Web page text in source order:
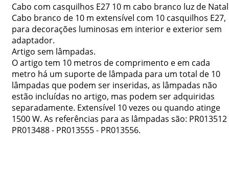
Cabo com casquilhos E27 10 m cabo branco luz de
Cabo branco de 10 m extensível com 10 casquilhos E27,
para decorações luminosas em interior e exterior sem
adaptador.
Artigo sem lâmpadas.
O artigo tem 10 metros de comprimento e em cada
metro há um suporte de lâmpada para um total de 10
lâmpadas que podem ser inseridas, as lâmpadas não
estão incluídas no artigo, mas podem ser adquiridas
separadamente. Extensível 10 vezes ou quando atinge
1500 W. As referências para as lâmpadas são: PR013512
PR013488 - PR013555 - PR013556.